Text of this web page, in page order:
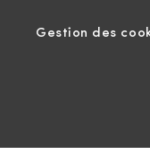
Gestion des